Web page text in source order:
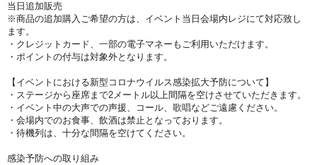
当日追加販売
※商品の追加購入ご希望の方は、イベント当日会場内レジにて対応致し
ます。
・クレジットカード、一部の電子マネーもご利用いただけます。
・ポイントの付与は対象外となります。
【イベントにおける新型コロナウイルス感染拡大予防について】
・ステージから座席まで2メートル以上間隔を空けさせていただきます。
・イベント中の大声での声援、コール、歌唱などご遠慮ください。
・会場内でのお食事、飲酒は禁止となっております。
・待機列は、十分な間隔を空けてください。
感染予防への取り組み